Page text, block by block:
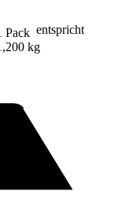
Pack entspricht
kg